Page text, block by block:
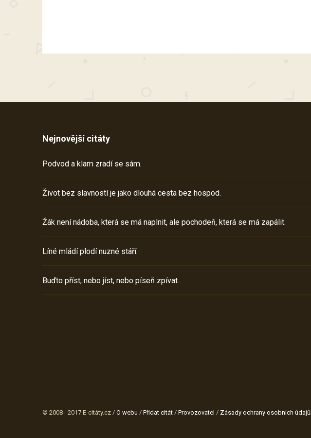
Nejnovější citáty
Podvod a klam zradí se sám.
Život bez slavností je jako dlouhá cesta bez hospod.
Žák není nádoba, která se má naplnit, ale pochodeň, která se má zapálit.
Líné mládí plodí nuzné stáří.
Buďto příst, nebo jíst, nebo píseň zpívat.
© 2008 - 2017 E-citáty.cz / O webu / Přidat citát / Provozovatel / Zásady ochrany osobních údajů